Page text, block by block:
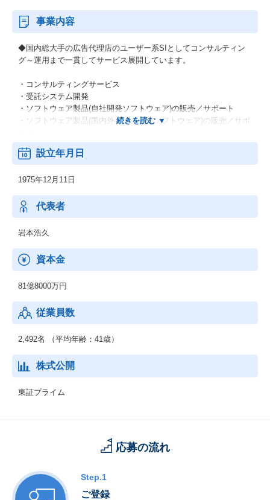
事業内容
◆国内総大手の広告代理店のユーザー系SIとしてコンサルティン
グ～運用まで一貫してサービス展開しています。
・コンサルティングサービス
・受託システム開発
・ソフトウェア製品(自社開発ソフトウェア)の販売／サポート
・ソフトウェア製品(国内外ベンダーのソフトウェア)の販売／サポ
・アウトソーシング・運用保守サービス
・情報機器販売・その他
設立年月日
1975年12月11日
代表者
岩本浩久
資本金
81億8000万円
従業員数
2,492名 （平均年齢：41歳）
株式公開
東証プライム
応募の流れ
Step.1
ご登録